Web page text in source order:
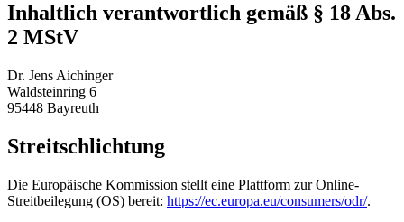
Inhaltlich verantwortlich gemäß § 18 Abs.
2 MStV
Dr. Jens Aichinger
Waldsteinring 6
95448 Bayreuth
Streitschlichtung
Die Europäische Kommission stellt eine Plattform zur Online-
Streitbeilegung (OS) bereit: https://ec.europa.eu/consumers/odr/.